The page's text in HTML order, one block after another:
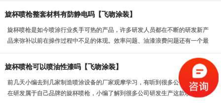
旋杯喷枪整套材料有防静电吗【飞吻涂装】
旋杯喷枪是如今喷涂行业炙手可热的产品，许多研发人员都在不断的研发新产
品来弥补以前在操作过程中不足的体现。效率问题、油漆浪费问题还有一个最
旋杯喷枪可以喷油性漆吗【飞吻涂装】
前几天小编去到几家制造喷涂设备的厂家观摩学习，有听到很多公司的老板都
在研发属于自己品牌的旋杯喷枪，小编了解到很多公司研发生产这款喷涂设备